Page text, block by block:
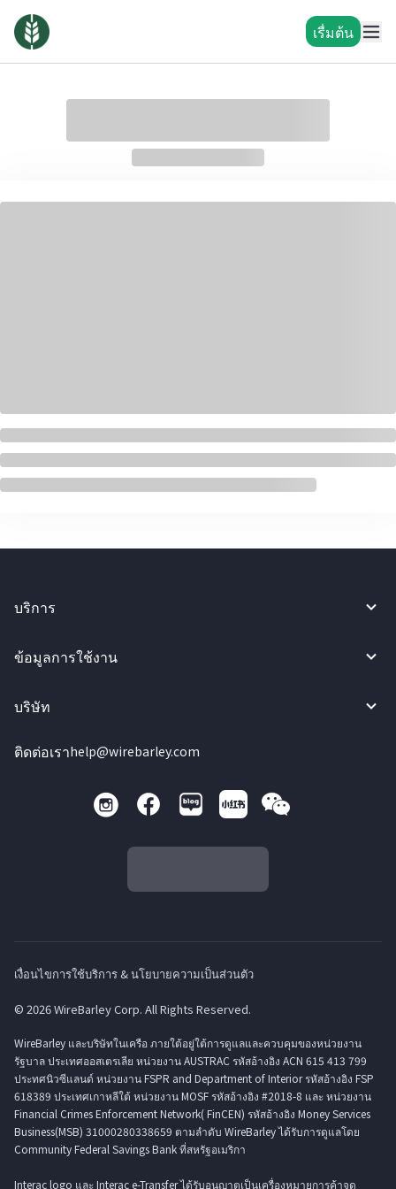
เรื่มต้น
บริการ
ข้อมูลการใช้งาน
บริษัท
ติดต่อเราhelp@wirebarley.com
เงื่อนไขการใช้บริการ & นโยบายความเป็นส่วนตัว
© 2026 WireBarley Corp. All Rights Reserved.
WireBarley และบริษัทในเครือ ภายใต้อยู่ใต้การดูแลและควบคุมของหน่วยงาน
รัฐบาล ประเทศออสเตรเลีย หน่วยงาน AUSTRAC รหัสอ้างอิง ACN 615 413 799
ประทศนิวซีแลนด์ หน่วยงาน FSPR and Department of Interior รหัสอ้างอิง FSP
618389 ประเทศเกาหลีใต้ หน่วยงาน MOSF รหัสอ้างอิง #2018-8 และ หน่วยงาน
Financial Crimes Enforcement Network( FinCEN) รหัสอ้างอิง Money Services
Business(MSB) 31000280338659 ตามลำดับ WireBarley ได้รับการดูแลโดย
Community Federal Savings Bank ที่สหรัฐอเมริกา
Interac logo และ Interac e-Transfer ได้รับอนุญาตเป็นเครื่องหมายการค้าจด